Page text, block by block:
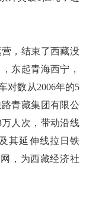
，结束了西藏没
东起青海西宁，
对数从2006年的5
青藏集团有限公
人次，带动沿线
其延伸线拉日铁
，为西藏经济社